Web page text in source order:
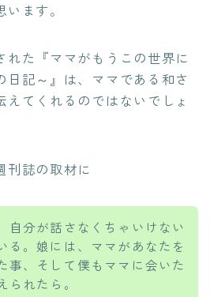
ます。
れた『ママがもうこの世界に
日記～』は、ママである和さ
えてくれるのではないでしょ
刊誌の取材に
自分が話さなくちゃいけない
る。娘には、ママがあなたを
事、そして僕もママに会いた
られたら。